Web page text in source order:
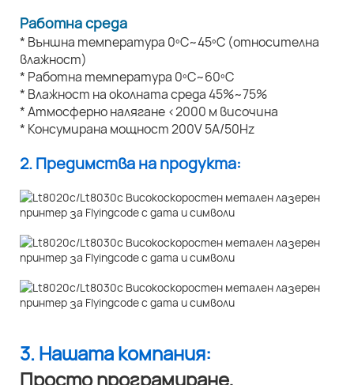
Работна среда
* Външна температура 0ºC~45ºC (относителна
влажност)
* Работна температура 0ºC~60ºC
* Влажност на околната среда 45%~75%
* Атмосферно налягане <2000 м височина
* Консумирана мощност 200V 5A/50Hz
2. Предимства на продукта:
3. Нашата компания:
Просто програмиране,